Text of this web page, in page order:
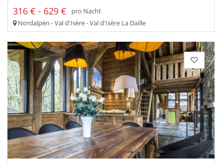
316 € - 629 €
pro Nacht
Nordalpen - Val d'Isère - Val d'Isère La Daille